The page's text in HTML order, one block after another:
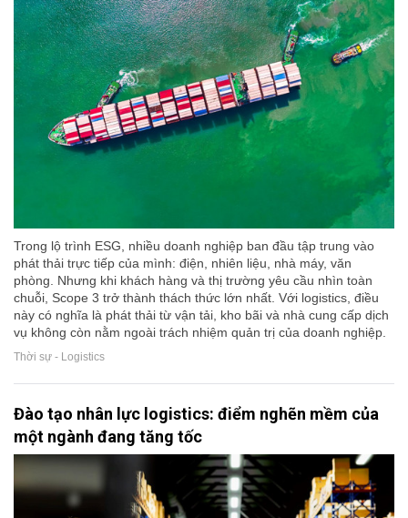
Trong lộ trình ESG, nhiều doanh nghiệp ban đầu tập trung vào
phát thải trực tiếp của mình: điện, nhiên liệu, nhà máy, văn
phòng. Nhưng khi khách hàng và thị trường yêu cầu nhìn toàn
chuỗi, Scope 3 trở thành thách thức lớn nhất. Với logistics, điều
này có nghĩa là phát thải từ vận tải, kho bãi và nhà cung cấp dịch
vụ không còn nằm ngoài trách nhiệm quản trị của doanh nghiệp.
Thời sự - Logistics
Đào tạo nhân lực logistics: điểm nghẽn mềm của
một ngành đang tăng tốc